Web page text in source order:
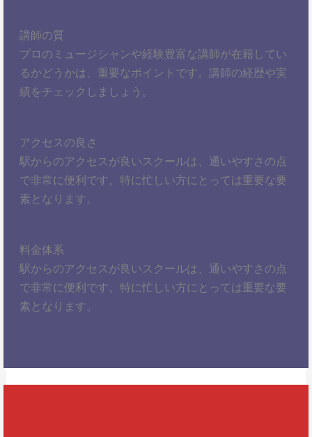
講師の質
プロのミュージシャンや経験豊富な講師が在籍してい
るかどうかは、重要なポイントです。講師の経歴や実
績をチェックしましょう。
アクセスの良さ
駅からのアクセスが良いスクールは、通いやすさの点
で非常に便利です。特に忙しい方にとっては重要な要
素となります。
料金体系
駅からのアクセスが良いスクールは、通いやすさの点
で非常に便利です。特に忙しい方にとっては重要な要
素となります。